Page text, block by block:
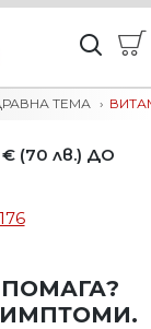
ТЕМА
(70 лв.) ДО